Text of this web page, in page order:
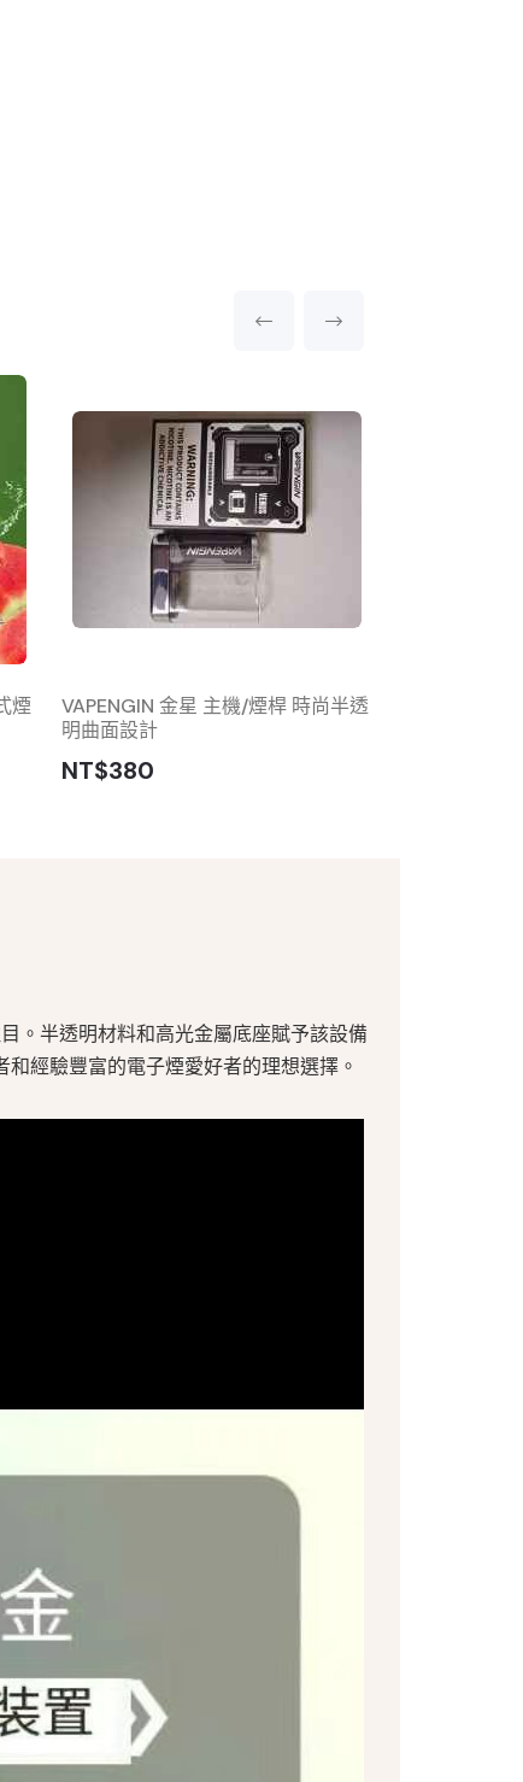
煙
VAPENGIN 金星 主機/煙桿 時尚半透
明曲面設計
NT$380
。 半透明材料和高光金屬底座賦予該設備
經驗豐富的電子煙愛好者的理想選擇。